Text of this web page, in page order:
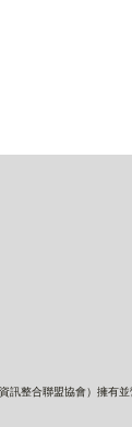
整合聯盟協會）擁有並